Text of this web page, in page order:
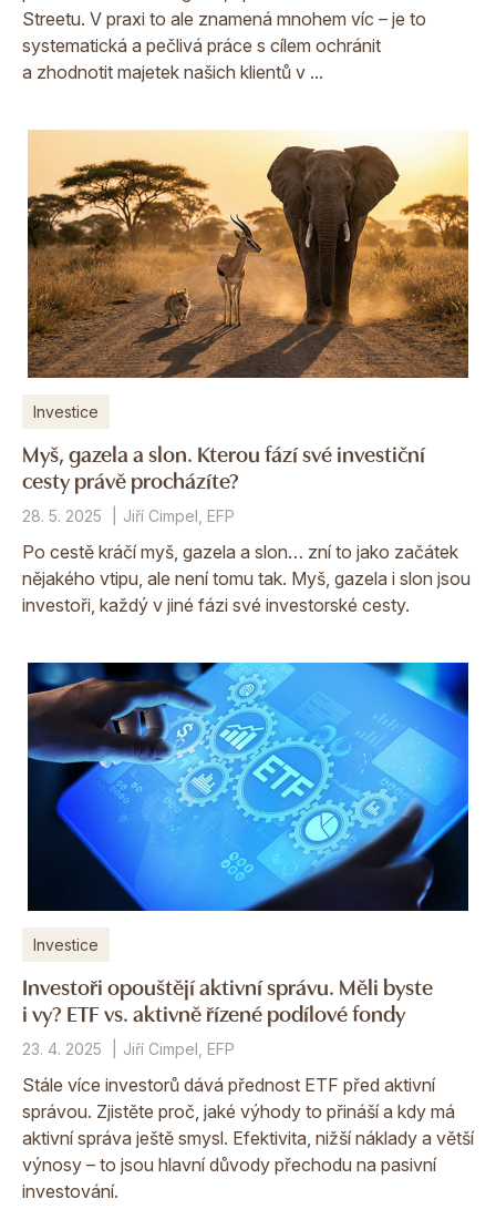
Streetu. V praxi to ale znamená mnohem víc – je to
systematická a pečlivá práce s cílem ochránit
a zhodnotit majetek našich klientů v ...
Investice
Myš, gazela a slon. Kterou fází své investiční
cesty právě procházíte?
28. 5. 2025 Jiří Cimpel, EFP
Po cestě kráčí myš, gazela a slon… zní to jako začátek
nějakého vtipu, ale není tomu tak. Myš, gazela i slon jsou
investoři, každý v jiné fázi své investorské cesty.
Investice
Investoři opouštějí aktivní správu. Měli byste
i vy? ETF vs. aktivně řízené podílové fondy
23. 4. 2025 Jiří Cimpel, EFP
Stále více investorů dává přednost ETF před aktivní
správou. Zjistěte proč, jaké výhody to přináší a kdy má
aktivní správa ještě smysl. Efektivita, nižší náklady a větší
výnosy – to jsou hlavní důvody přechodu na pasivní
investování.